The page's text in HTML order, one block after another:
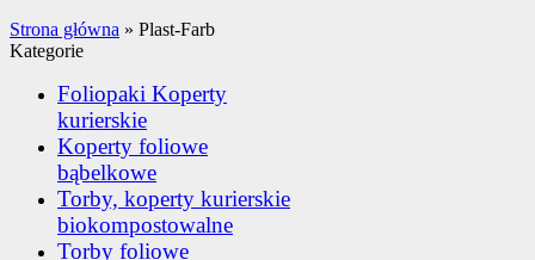
Strona główna » Plast-Farb
Kategorie
Foliopaki Koperty
kurierskie
Koperty foliowe
bąbelkowe
Torby, koperty kurierskie
biokompostowalne
Torby foliowe